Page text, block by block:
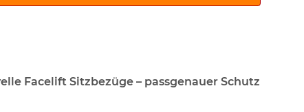
Facelift Sitzbezüge – passgenauer Schutz